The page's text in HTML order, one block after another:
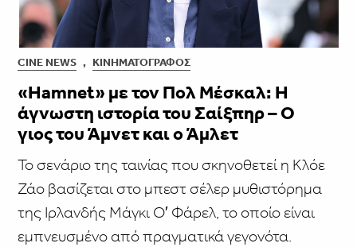
CINE NEWS , ΚΙΝΗΜΑΤΟΓΡΆΦΟΣ
«Hamnet» με τον Πολ Μέσκαλ: Η
άγνωστη ιστορία του Σαίξπηρ – Ο
γιος του Άμνετ και ο Άμλετ
Το σενάριο της ταινίας που σκηνοθετεί η Κλόε
Ζάο βασίζεται στο μπεστ σέλερ μυθιστόρημα
της Ιρλανδής Μάγκι Ο′ Φάρελ, το οποίο είναι
εμπνευσμένο από πραγματικά γεγονότα.